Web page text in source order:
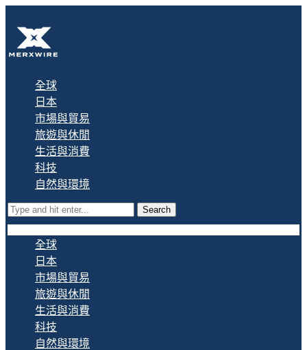
全球
日本
市場與貿易
旅遊與休閒
生活與消費
科技
自然與環境
Search
全球
日本
市場與貿易
旅遊與休閒
生活與消費
科技
自然與環境